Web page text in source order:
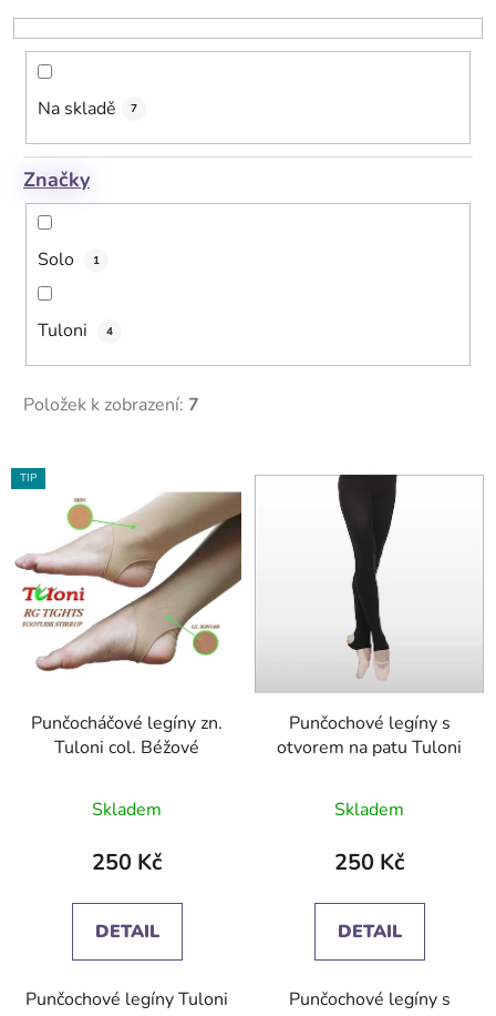
o
d
ů
Na skladě 7
Značky
Solo 1
Tuloni 4
Položek k zobrazení: 7
V
ý
i
s
p
TIP
Punčocháčové legíny zn.
Tuloni col. Béžové
Skladem
250 Kč
DETAIL
Punčochové legíny Tuloni
Punčochové legíny s
otvorem na patu Tuloni
Skladem
250 Kč
DETAIL
Punčochové legíny s